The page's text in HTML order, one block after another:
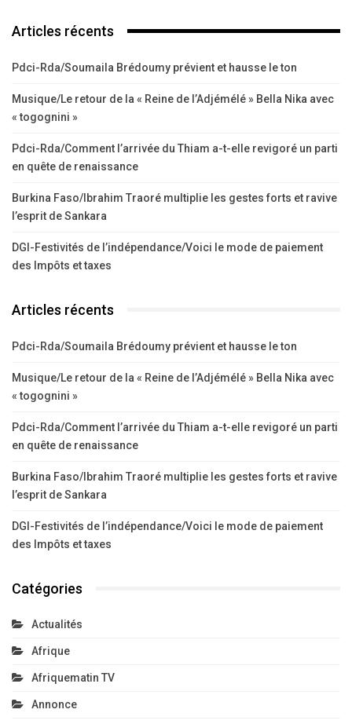
Articles récents
Pdci-Rda/Soumaila Brédoumy prévient et hausse le ton
Musique/Le retour de la « Reine de l’Adjémélé » Bella Nika avec
« togognini »
Pdci-Rda/Comment l’arrivée du Thiam a-t-elle revigoré un parti
en quête de renaissance
Burkina Faso/Ibrahim Traoré multiplie les gestes forts et ravive
l’esprit de Sankara
DGI-Festivités de l’indépendance/Voici le mode de paiement
des Impôts et taxes
Articles récents
Pdci-Rda/Soumaila Brédoumy prévient et hausse le ton
Musique/Le retour de la « Reine de l’Adjémélé » Bella Nika avec
« togognini »
Pdci-Rda/Comment l’arrivée du Thiam a-t-elle revigoré un parti
en quête de renaissance
Burkina Faso/Ibrahim Traoré multiplie les gestes forts et ravive
l’esprit de Sankara
DGI-Festivités de l’indépendance/Voici le mode de paiement
des Impôts et taxes
Catégories
Actualités
Afrique
Afriquematin TV
Annonce